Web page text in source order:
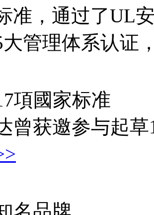
准，通过了UL
管理体系认证
項國家标准
曾获邀参与起